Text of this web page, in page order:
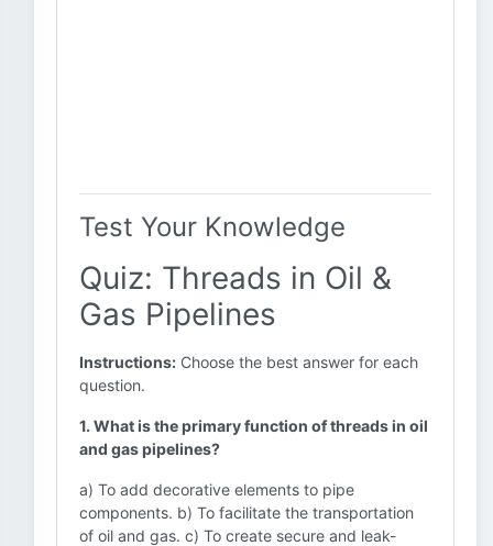
Test Your Knowledge
Quiz: Threads in Oil &
Gas Pipelines
Instructions: Choose the best answer for each
question.
1. What is the primary function of threads in oil
and gas pipelines?
a) To add decorative elements to pipe
components. b) To facilitate the transportation
of oil and gas. c) To create secure and leak-